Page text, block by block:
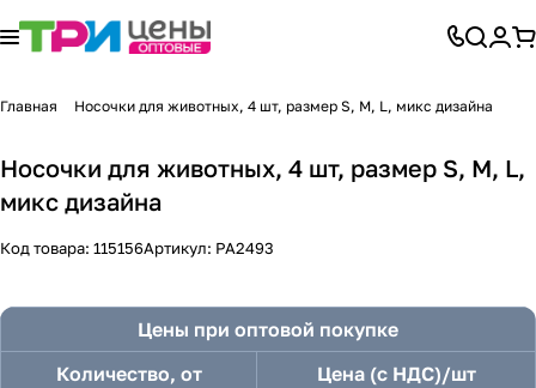
Главная Носочки для животных, 4 шт, размер S, M, L, микс дизайна
Носочки для животных, 4 шт, размер S, M, L,
микс дизайна
Код товара: 115156Артикул: PA2493
Цены при оптовой покупке
Количество, от
Цена (с НДС)/шт